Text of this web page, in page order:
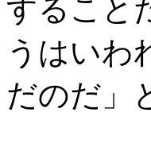
すること
うはいわ
だのだ」